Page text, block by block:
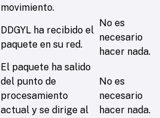
movimiento.
DDGYL ha recibido el
paquete en su red.
No es
necesario
hacer nada.
El paquete ha salido
del punto de
procesamiento
actual y se dirige al
No es
necesario
hacer nada.